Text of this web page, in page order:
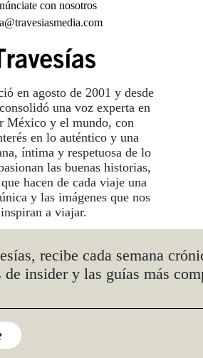
en agosto de 2001 y desde
una voz experta en
México y el mundo, con
en lo auténtico y una
íntima y respetuosa de lo
las buenas historias,
hacen de cada viaje una
y las imágenes que nos
inspiran a viajar.
con nosotros
DERECHOS RESERVADOS.
ES UNA MARCA REGISTRADA
TÉRMINOS Y CONDICIONES